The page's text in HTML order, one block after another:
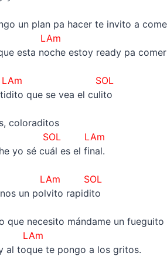
un plan pa hacer te invito a
LAm
esta noche estoy ready pa
SOL
que se vea el culito
coloraditos
SOL LAm
yo sé cuál es el final.
LAm SOL
un polvito rapidito
que necesito mándame un fueguito
LAm
al toque te pongo a los gritos.